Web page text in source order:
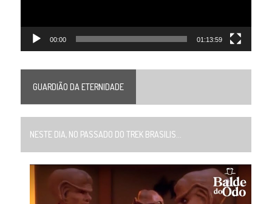
00:00 01:13:59
GUARDIÃO DA ETERNIDADE
NESTE DIA, NO PASSADO DO TREK BRASILIS...